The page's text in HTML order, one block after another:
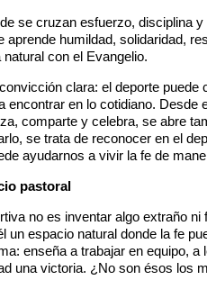
se cruzan esfuerzo, disciplina
aprende humildad, solidaridad,
con el Evangelio.
clara: el deporte
encontrar en lo cotidiano. Desde
comparte y celebra, se abre
se trata de reconocer en el
ayudarnos a vivir la fe de
pastoral
no es inventar algo extraño
un espacio natural donde la fe
enseña a trabajar en equipo,
una victoria. ¿No son ésos los